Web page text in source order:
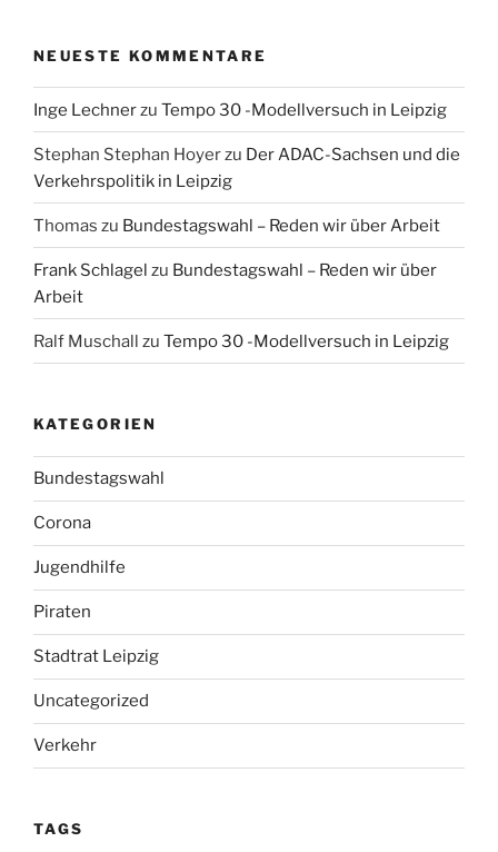
NEUESTE KOMMENTARE
Inge Lechnerzu Tempo 30 -Modellversuch in Leipzig
Stephan Stephan Hoyerzu Der ADAC-Sachsen und die
Verkehrspolitik in Leipzig
Thomas zu Bundestagswahl – Reden wir über Arbeit
Frank Schlagel zu Bundestagswahl – Reden wir über
Arbeit
Ralf Muschall zu Tempo 30 -Modellversuch in Leipzig
KATEGORIEN
Bundestagswahl
Corona
Jugendhilfe
Piraten
Stadtrat Leipzig
Uncategorized
Verkehr
TAGS